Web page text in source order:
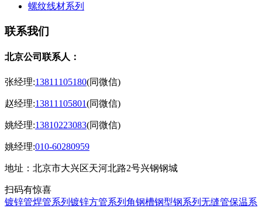
螺纹线材系列
联系我们
北京公司联系人：
张经理:13811105180(同微信)
赵经理:13811105801(同微信)
姚经理:13810223083(同微信)
姚经理:010-60280959
地址：北京市大兴区天河北路2号兴钢钢城
扫码有惊喜
镀锌管焊管系列 镀锌方管系列 角钢槽钢型钢系列 无缝管保温系